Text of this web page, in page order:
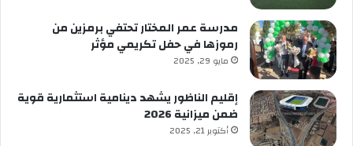
مدرسة عمر المختار تحتفي برمزين من
رموزها في حفل تكريمي مؤثر
مايو 29, 2025
إقليم الناظور يشهد دينامية استثمارية قوية
ضمن ميزانية 2026
أكتوبر 21, 2025